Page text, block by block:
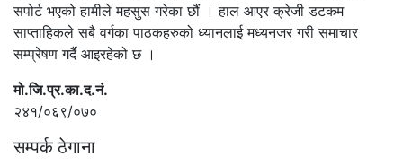
सपोर्ट भएको हामीले महसुस गरेका छौं । हाल आएर क्रेजी डटकम
साप्ताहिकले सबै वर्गका पाठकहरुको ध्यानलाई मध्यनजर गरी समाचार
सम्प्रेषण गर्दै आइरहेको छ ।
मो.जि.प्र.का.द.नं.
२४१/०६९/०७०
सम्पर्क ठेगाना